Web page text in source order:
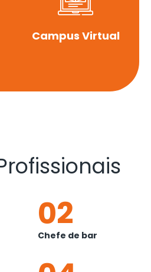
Campus Virtual
02
Chefe de bar